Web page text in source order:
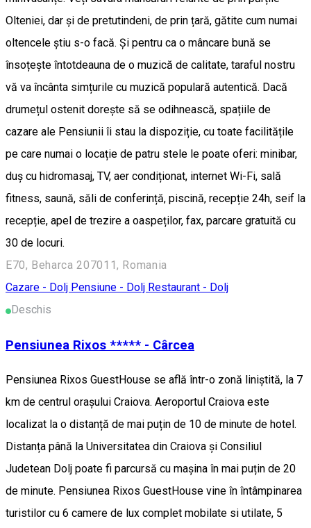
Olteniei, dar și de pretutindeni, de prin țară, gătite cum numai
oltencele știu s-o facă. Și pentru ca o mâncare bună se
însoțește întotdeauna de o muzică de calitate, taraful nostru
vă va încânta simțurile cu muzică populară autentică. Dacă
drumețul ostenit dorește să se odihnească, spațiile de
cazare ale Pensiunii îi stau la dispoziție, cu toate facilitățile
pe care numai o locație de patru stele le poate oferi: minibar,
duș cu hidromasaj, TV, aer condiționat, internet Wi-Fi, sală
fitness, saună, săli de conferință, piscină, recepție 24h, seif la
recepție, apel de trezire a oaspeților, fax, parcare gratuită cu
30 de locuri.
E70, Beharca 207011, Romania
Cazare - Dolj Pensiune - Dolj Restaurant - Dolj
Deschis
Pensiunea Rixos ***** - Cârcea
Pensiunea Rixos GuestHouse se află într-o zonă liniștită, la 7
km de centrul orașului Craiova. Aeroportul Craiova este
localizat la o distanță de mai puțin de 10 de minute de hotel.
Distanța până la Universitatea din Craiova și Consiliul
Judetean Dolj poate fi parcursă cu mașina în mai puțin de 20
de minute. Pensiunea Rixos GuestHouse vine în întâmpinarea
turistilor cu 6 camere de lux complet mobilate si utilate, 5